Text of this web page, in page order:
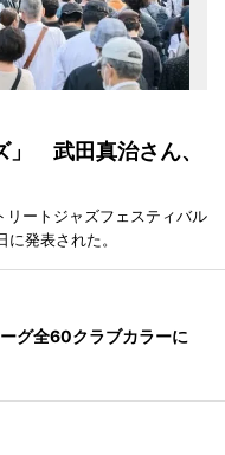
」 武田真治さん、
リートジャズフェスティバル
発表された。
グ全60クラブカラーに